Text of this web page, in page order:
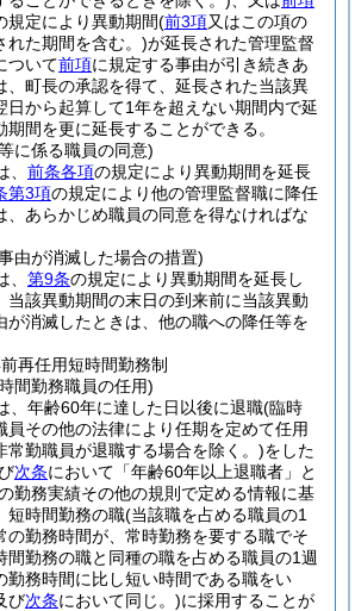
規定により異動期間(前3項又はこの項の
れた期間を含む。)が延長された管理監督
ついて前項に規定する事由が引き続きあ
、町長の承認を得て、延長された当該異
日から起算して1年を超えない期間内で延
間を更に延長することができる。
に係る職員の同意)
前条各項の規定により異動期間を延長
第3項の規定により他の管理監督職に降任
、あらかじめ職員の同意を得なければな
由が消滅した場合の措置)
第9条の規定により異動期間を延長し
当該異動期間の末日の到来前に当該異動
が消滅したときは、他の職への降任等を
再任用短時間勤務制
間勤務職員の任用)
、年齢60年に達した日以後に退職(臨時
員その他の法律により任期を定めて任用
常勤職員が退職する場合を除く。)をした
次条において「年齢60年以上退職者」と
勤務実績その他の規則で定める情報に基
短時間勤務の職(当該職を占める職員の1
の勤務時間が、常時勤務を要する職でそ
間勤務の職と同種の職を占める職員の1週
勤務時間に比し短い時間である職をい
び次条において同じ。)に採用することが